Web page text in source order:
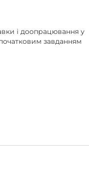
і доопрацювання у
початковим завданням